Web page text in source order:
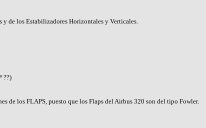
de los Estabilizadores Horizontales y Verticales.
??)
de los FLAPS, puesto que los Flaps del Airbus 320 son del tipo Fowler.